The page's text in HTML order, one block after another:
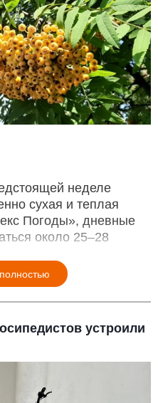
неделе
сухая и теплая
Погоды», дневные
около 25–28
устроили